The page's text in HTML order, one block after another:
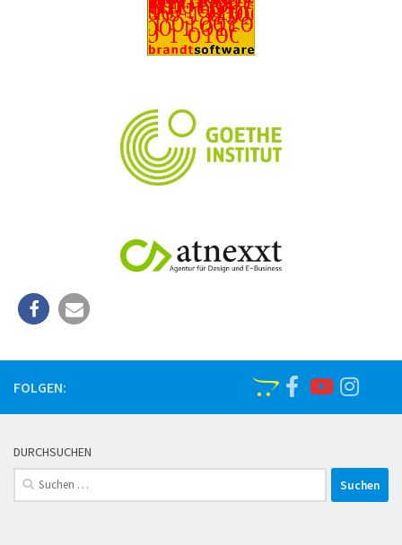
FOLGEN:
DURCHSUCHEN
Suchen
nach: